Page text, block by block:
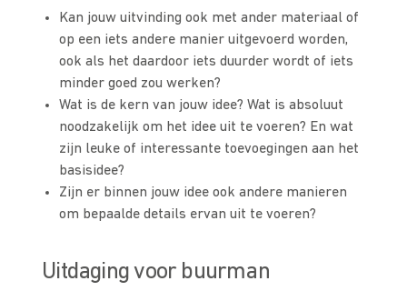
Kan jouw uitvinding ook met ander materiaal of
op een iets andere manier uitgevoerd worden,
ook als het daardoor iets duurder wordt of iets
minder goed zou werken?
Wat is de kern van jouw idee? Wat is absoluut
noodzakelijk om het idee uit te voeren? En wat
zijn leuke of interessante toevoegingen aan het
basisidee?
Zijn er binnen jouw idee ook andere manieren
om bepaalde details ervan uit te voeren?
Uitdaging voor buurman